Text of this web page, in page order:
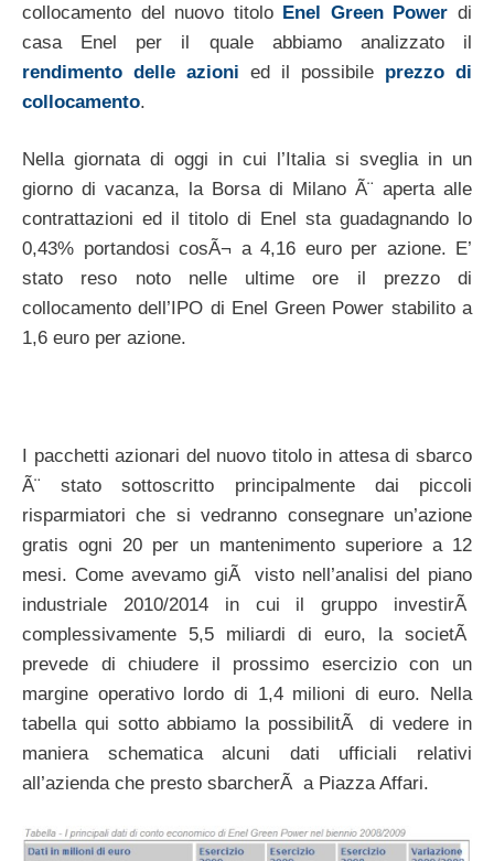
collocamento del nuovo titolo Enel Green Power di
casa Enel per il quale abbiamo analizzato il
rendimento delle azioni ed il possibile prezzo di
collocamento.
Nella giornata di oggi in cui l’Italia si sveglia in un
giorno di vacanza, la Borsa di Milano Ã¨ aperta alle
contrattazioni ed il titolo di Enel sta guadagnando lo
0,43% portandosi cosÃ¬ a 4,16 euro per azione. E’
stato reso noto nelle ultime ore il prezzo di
collocamento dell’IPO di Enel Green Power stabilito a
1,6 euro per azione.
I pacchetti azionari del nuovo titolo in attesa di sbarco
Ã¨ stato sottoscritto principalmente dai piccoli
risparmiatori che si vedranno consegnare un’azione
gratis ogni 20 per un mantenimento superiore a 12
mesi. Come avevamo giÃ visto nell’analisi del piano
industriale 2010/2014 in cui il gruppo investirÃ
complessivamente 5,5 miliardi di euro, la societÃ
prevede di chiudere il prossimo esercizio con un
margine operativo lordo di 1,4 milioni di euro. Nella
tabella qui sotto abbiamo la possibilitÃ di vedere in
maniera schematica alcuni dati ufficiali relativi
all’azienda che presto sbarcherÃ a Piazza Affari.